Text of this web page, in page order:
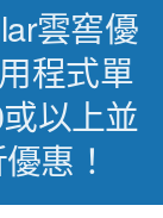
雲窖優
程式單
以上並
惠！